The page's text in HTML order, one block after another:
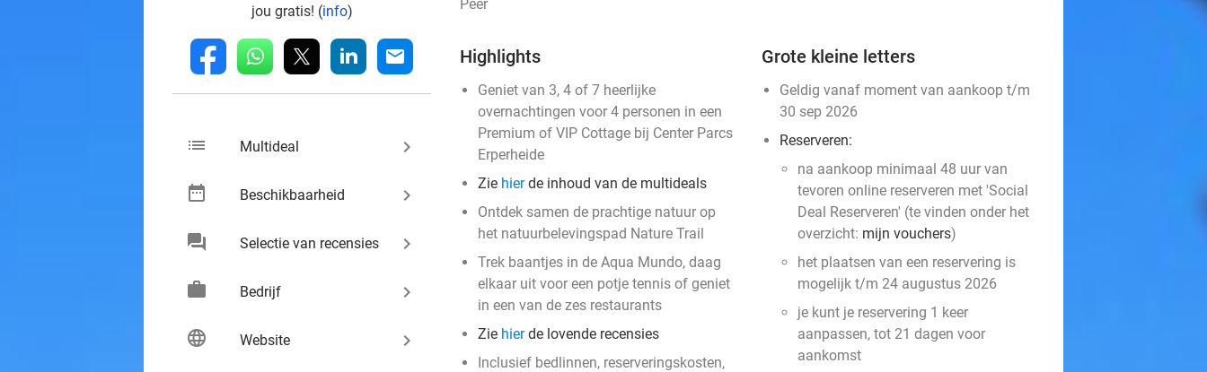
jou gratis! (info)
fb whatsapp linkedin mail
list Multideal keyboard_arrow_right
date_range Beschikbaarheid keyboard_arrow_right
chat Selectie van recensies keyboard_arrow_right
work Bedrijf keyboard_arrow_right
language Website keyboard_arrow_right
Peer
Highlights
Geniet van 3, 4 of 7 heerlijke
overnachtingen voor 4 personen in een
Premium of VIP Cottage bij Center Parcs
Erperheide
Zie hierde inhoud van de multideals
Ontdek samen de prachtige natuur op
het natuurbelevingspad Nature Trail
Trek baantjes in de Aqua Mundo, daag
elkaar uit voor een potje tennis of geniet
in een van de zes restaurants
Zie hierde lovende recensies
Inclusief bedlinnen, reserveringskosten,
Grote kleine letters
Geldig vanaf moment van aankoop t/m
30 sep 2026
Reserveren:
na aankoop minimaal 48 uur van
tevoren online reserveren met 'Social
Deal Reserveren' (te vinden onder het
overzicht: mijn vouchers)
het plaatsen van een reservering is
mogelijk t/m 24 augustus 2026
je kunt je reservering 1 keer
aanpassen, tot 21 dagen voor
aankomst